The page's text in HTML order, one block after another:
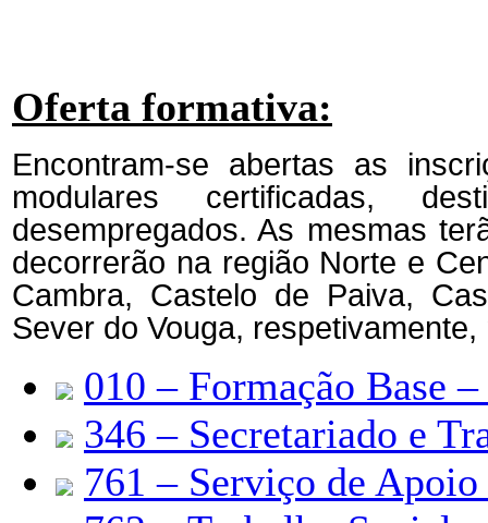
Oferta formativa:
Encontram-se abertas as
modulares certificadas,
desempregados. As mesmas
decorrerão na região Norte e
Cambra, Castelo de Paiva,
Sever do Vouga,
010 – Formação Base
346 – Secretariado e
761 – Serviço de Apoio